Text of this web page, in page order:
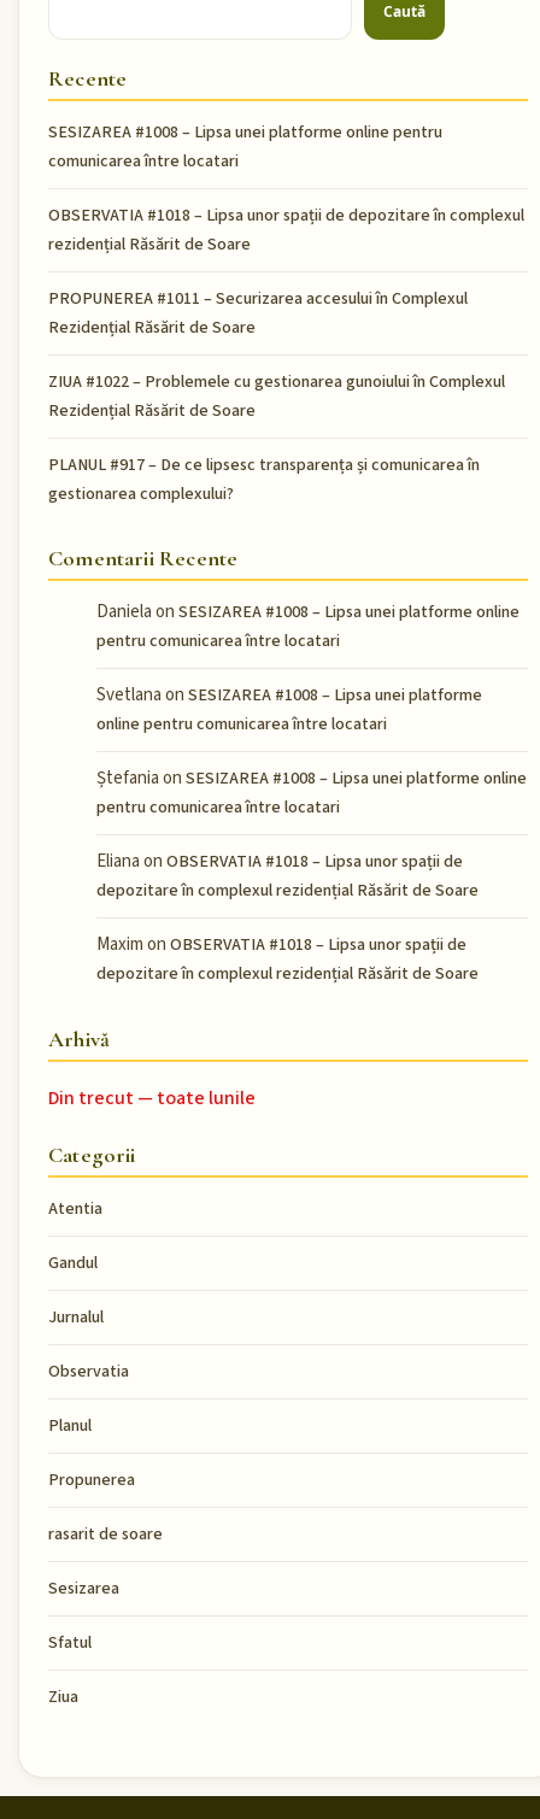
Caută
Recente
SESIZAREA #1008 – Lipsa unei platforme online pentru
comunicarea între locatari
OBSERVATIA #1018 – Lipsa unor spații de depozitare în complexul
rezidențial Răsărit de Soare
PROPUNEREA #1011 – Securizarea accesului în Complexul
Rezidențial Răsărit de Soare
ZIUA #1022 – Problemele cu gestionarea gunoiului în Complexul
Rezidențial Răsărit de Soare
PLANUL #917 – De ce lipsesc transparența și comunicarea în
gestionarea complexului?
Comentarii Recente
Danielaon SESIZAREA #1008 – Lipsa unei platforme online
pentru comunicarea între locatari
Svetlanaon SESIZAREA #1008 – Lipsa unei platforme
online pentru comunicarea între locatari
Ștefaniaon SESIZAREA #1008 – Lipsa unei platforme online
pentru comunicarea între locatari
Elianaon OBSERVATIA #1018 – Lipsa unor spații de
depozitare în complexul rezidențial Răsărit de Soare
Maximon OBSERVATIA #1018 – Lipsa unor spații de
depozitare în complexul rezidențial Răsărit de Soare
Arhivă
Din trecut — toate lunile
Categorii
Atentia
Gandul
Jurnalul
Observatia
Planul
Propunerea
rasarit de soare
Sesizarea
Sfatul
Ziua